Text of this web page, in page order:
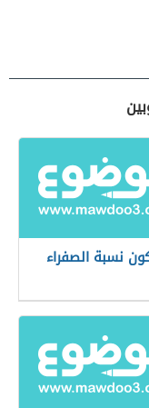
نسبة الصفراء